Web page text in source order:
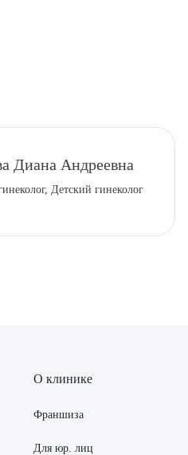
Диана Андреевна
Детский гинеколог
О клинике
Франшиза
Для юр. лиц